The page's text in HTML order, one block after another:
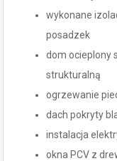
wykonane
posadzek
dom ocieplony
strukturalną
ogrzewanie
dach pokryty
instalacja
okna PCV z